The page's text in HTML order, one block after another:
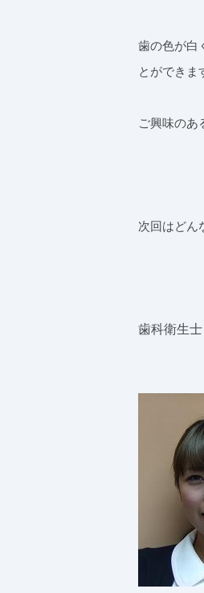
歯の色が白
とができま
ご興味のあ
次回はどん
歯科衛生